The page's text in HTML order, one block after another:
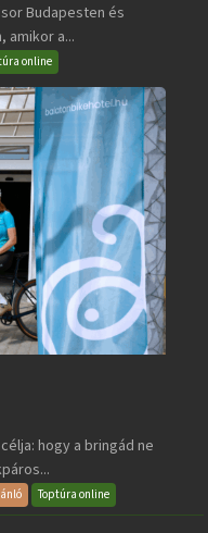
Budapesten és
amikor a...
online
hogy a bringád ne
Toptúra online